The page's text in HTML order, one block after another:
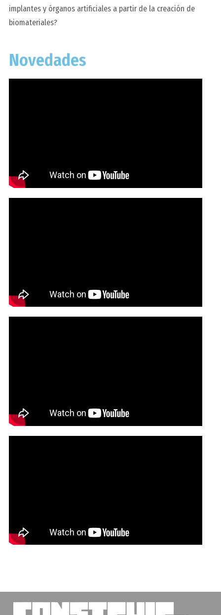
implantes y órganos artificiales a partir de la creación de
biomateriales?
Novedades